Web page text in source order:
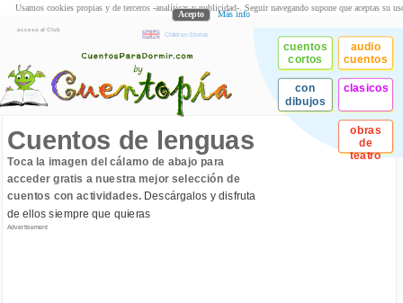
acceso al Club
Children Stories
cuentos
cortos
audio
cuentos
con
dibujos
clasicos
obras
de
teatro
Cuentos de lenguas
Toca la imagen del cálamo de abajo para
acceder gratis a nuestra mejor selección de
cuentos con actividades.Descárgalos y disfruta
de ellos siempre que quieras
Advertisement
Usamos cookies propias y de terceros -analíticas y publicidad-. Seguir navegando supone que aceptas su
Acepto Más info